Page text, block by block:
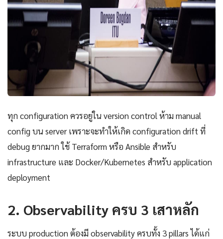
ทุก configuration ควรอยู่ใน version control ห้าม manual
config บน server เพราะจะทำให้เกิด configuration drift ที่
debug ยากมาก ใช้ Terraform หรือ Ansible สำหรับ
infrastructure และ Docker/Kubernetes สำหรับ application
deployment
2. Observability ครบ 3 เสาหลัก
ระบบ production ต้องมี observability ครบทั้ง 3 pillars ได้แก่